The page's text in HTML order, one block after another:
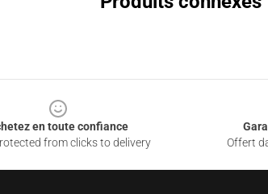
en toute confiance
from clicks to delivery
Offert